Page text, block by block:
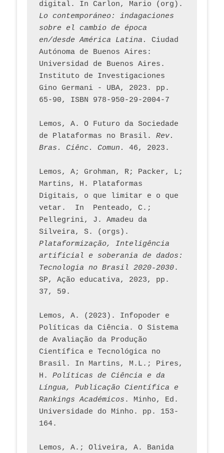
Lo contemporáneo: indagaciones
sobre el cambio de época
en/desde América Latina.
Ciudad
Autónoma de Buenos Aires:
Universidad de Buenos Aires.
Instituto de Investigaciones
Gino Germani - UBA, 2023. pp.
65-90, ISBN 978-950-29-2004-7
Lemos, A. O Futuro da Sociedade
de Plataformas no Brasil. Rev.
Bras. Ciênc. Comun.
Lemos, A; Grohman, R; Packer, L;
Martins, H. Plataformas
Digitais, o que limitar e o que
vetar.  In  Penteado, C.;
Pellegrini, J. Amadeu da
Plataformização, Inteligência
artificial e soberania de dados:
Tecnologia no Brasil 2020-2030.
SP, Ação educativa, 2023, pp.
37, 59.
Lemos, A. (2023). Infopoder e
Políticas da Ciência. O Sistema
de Avaliação da Produção
Científica e Tecnológica no
Brasil. In Martins, M.L.; Pires,
H. Políticas de Ciência e da
Língua, Publicação Científica e
Rankings Académicos . Minho, Ed.
Universidade do Minho. pp. 153-
164.
Lemos, A.; Oliveira, A. Banida